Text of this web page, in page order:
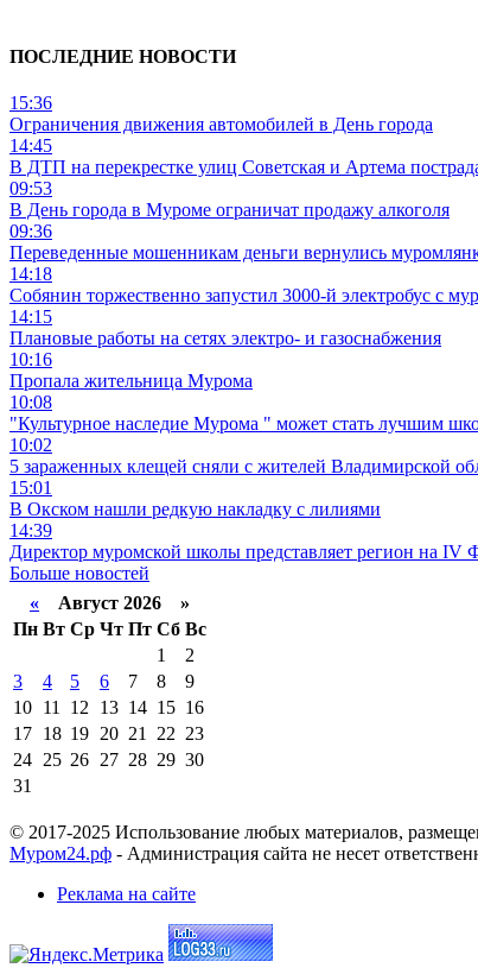
ПОСЛЕДНИЕ НОВОСТИ
15:36
Ограничения движения автомобилей в День города
14:45
В ДТП на перекрестке улиц Советская и Артема
09:53
В День города в Муроме ограничат продажу алкоголя
09:36
Переведенные мошенникам деньги вернулись
14:18
Собянин торжественно запустил 3000-й электробус с
14:15
Плановые работы на сетях электро- и газоснабжения
10:16
Пропала жительница Мурома
10:08
"Культурное наследие Мурома " может стать лучшим
10:02
5 зараженных клещей сняли с жителей Владимирской
15:01
В Окском нашли редкую накладку с лилиями
14:39
Директор муромской школы представляет регион на IV
Больше новостей
« Август 2026 »
Пн Вт Ср Чт Пт Сб Вс
1
2
3
4 5 6 7 8
9
10 11 12 13 14 15 16
17 18 19 20 21 22 23
24 25 26 27 28 29 30
31
© 2017-2025 Использование любых материалов,
Муром24.рф - Администрация сайта не несет
Реклама на сайте